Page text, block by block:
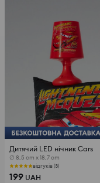
Дитячий LED нічник Cars
∅ 8,5 cm x 18,7 cm
відгуків (3)
199 UAH